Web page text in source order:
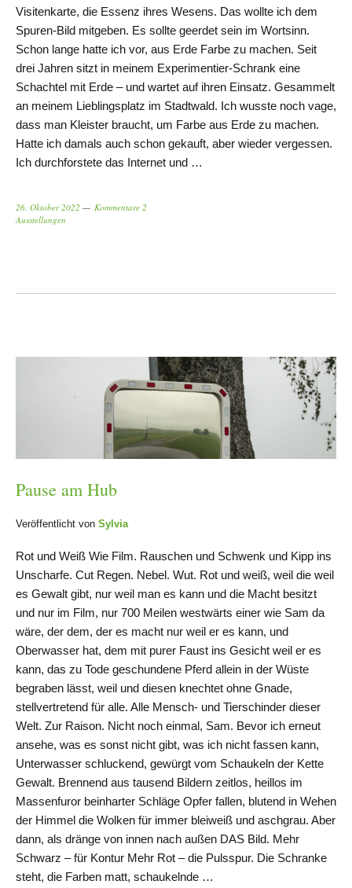
Visitenkarte, die Essenz ihres Wesens. Das wollte ich dem
Spuren-Bild mitgeben. Es sollte geerdet sein im Wortsinn.
Schon lange hatte ich vor, aus Erde Farbe zu machen. Seit
drei Jahren sitzt in meinem Experimentier-Schrank eine
Schachtel mit Erde – und wartet auf ihren Einsatz. Gesammelt
an meinem Lieblingsplatz im Stadtwald. Ich wusste noch vage,
dass man Kleister braucht, um Farbe aus Erde zu machen.
Hatte ich damals auch schon gekauft, aber wieder vergessen.
Ich durchforstete das Internet und …
26. Oktober 2022
Kommentare 2
Ausstellungen
Pause am Hub
Veröffentlicht von Sylvia
Rot und Weiß Wie Film. Rauschen und Schwenk und Kipp ins
Unscharfe. Cut Regen. Nebel. Wut. Rot und weiß, weil die weil
es Gewalt gibt, nur weil man es kann und die Macht besitzt
und nur im Film, nur 700 Meilen westwärts einer wie Sam da
wäre, der dem, der es macht nur weil er es kann, und
Oberwasser hat, dem mit purer Faust ins Gesicht weil er es
kann, das zu Tode geschundene Pferd allein in der Wüste
begraben lässt, weil und diesen knechtet ohne Gnade,
stellvertretend für alle. Alle Mensch- und Tierschinder dieser
Welt. Zur Raison. Nicht noch einmal, Sam. Bevor ich erneut
ansehe, was es sonst nicht gibt, was ich nicht fassen kann,
Unterwasser schluckend, gewürgt vom Schaukeln der Kette
Gewalt. Brennend aus tausend Bildern zeitlos, heillos im
Massenfuror beinharter Schläge Opfer fallen, blutend in Wehen
der Himmel die Wolken für immer bleiweiß und aschgrau. Aber
dann, als dränge von innen nach außen DAS Bild. Mehr
Schwarz – für Kontur Mehr Rot – die Pulsspur. Die Schranke
steht, die Farben matt, schaukelnde …